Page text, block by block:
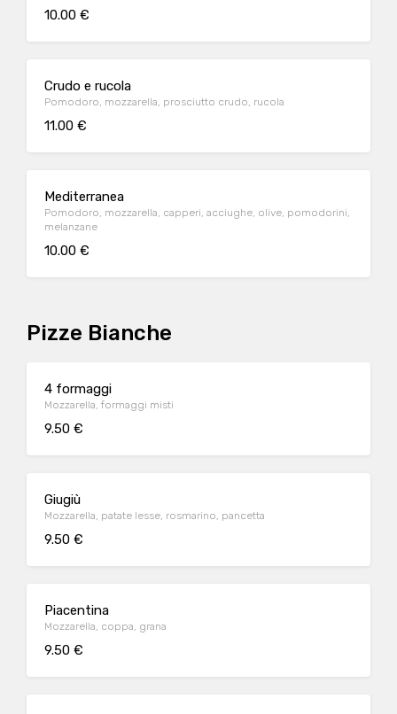
10.00 €
Crudo e rucola
Pomodoro, mozzarella, prosciutto crudo, rucola
11.00 €
Mediterranea
Pomodoro, mozzarella, capperi, acciughe, olive, pomodorini,
melanzane
10.00 €
Pizze Bianche
4 formaggi
Mozzarella, formaggi misti
9.50 €
Giugiù
Mozzarella, patate lesse, rosmarino, pancetta
9.50 €
Piacentina
Mozzarella, coppa, grana
9.50 €